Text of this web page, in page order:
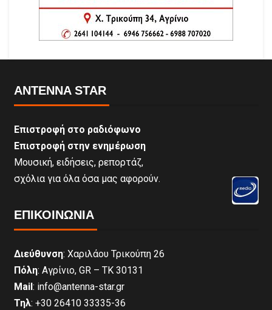
ANTENNA STAR
Επιστροφή στο ραδιόφωνο
Επιστροφή στην ενημέρωση
Μουσική, ειδήσεις, ρεπορτάζ,
σχόλια για όλα όσα μας αφορούν.
ΕΠΙΚΟΙΝΩΝΊΑ
Διεύθυνση: Χαριλάου Τρικούπη 26
Πόλη: Αγρίνιο, GR – ΤΚ 30131
Mail: info@antenna-star.gr
Τηλ: +30 26410 33335-36